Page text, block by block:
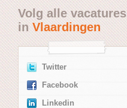
Volg alle vacatures
in Vlaardingen
Twitter
Facebook
Linkedin